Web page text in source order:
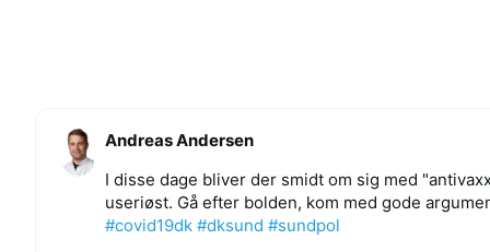
Andreas Andersen
I disse dage bliver der smidt om sig med
useriøst. Gå efter bolden, kom med gode
#covid19dk #dksund #sundpol